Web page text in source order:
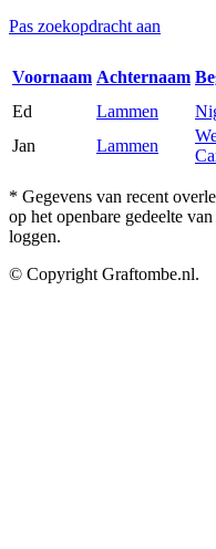
Pas zoekopdracht aan
Voornaam Achternaam
Ed
Lammen
Jan
Lammen
* Gegevens van recent
op het openbare gedeelte
loggen.
© Copyright Graftombe.nl.